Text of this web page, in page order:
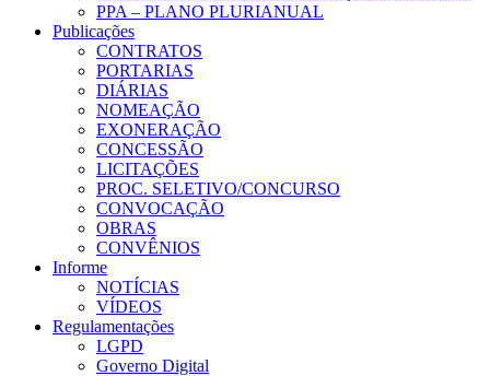
PPA – PLANO PLURIANUAL
Publicações
CONTRATOS
PORTARIAS
DIÁRIAS
NOMEAÇÃO
EXONERAÇÃO
CONCESSÃO
LICITAÇÕES
PROC. SELETIVO/CONCURSO
CONVOCAÇÃO
OBRAS
CONVÊNIOS
Informe
NOTÍCIAS
VÍDEOS
Regulamentações
LGPD
Governo Digital